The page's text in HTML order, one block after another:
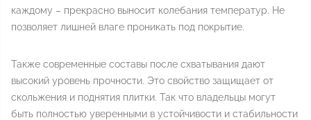
каждому – прекрасно выносит колебания температур. Не
позволяет лишней влаге проникать под покрытие.
Также современные составы после схватывания дают
высокий уровень прочности. Это свойство защищает от
скольжения и поднятия плитки. Так что владельцы могут
быть полностью уверенными в устойчивости и стабильности